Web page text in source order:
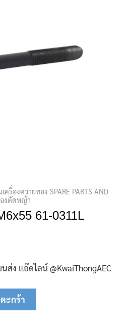
รื่องควายทอง SPARE PARTS AND
องตัดหญ้า
61-0311L
ส่ง แอ๊ดไลน์ @KwaiThongAEC
61-0311L ชิ้น
ะกร้า